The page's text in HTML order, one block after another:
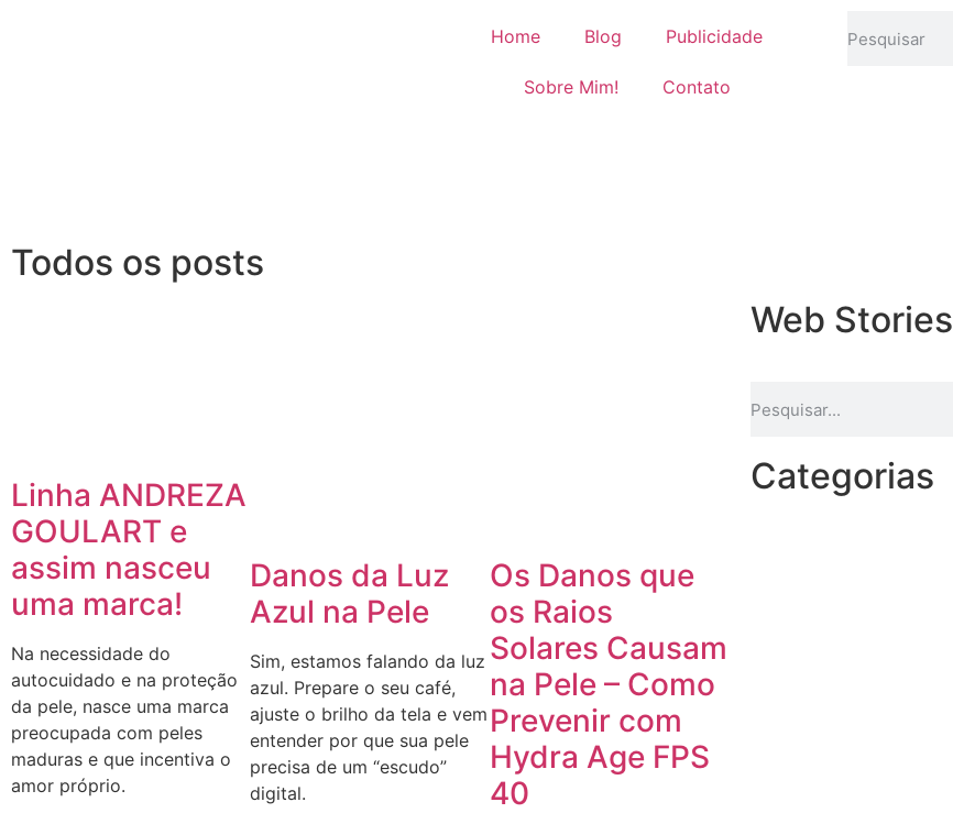
Home Blog Publicidade
Sobre Mim! Contato
Todos os posts
Linha ANDREZA
GOULART e
assim nasceu
uma marca!
Na necessidade do
autocuidado e na proteção
da pele, nasce uma marca
preocupada com peles
maduras e que incentiva o
amor próprio.
Danos da Luz
Azul na Pele
Sim, estamos falando da luz
azul. Prepare o seu café,
ajuste o brilho da tela e vem
entender por que sua pele
precisa de um “escudo”
digital.
Os Danos que
os Raios
Solares Causam
na Pele – Como
Prevenir com
Hydra Age FPS
40
Web Stories
Categorias